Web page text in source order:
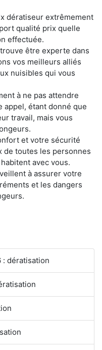
dératiseur extrêmement
qualité prix quelle
effectuée.
être experte dans
vos meilleurs alliés
nuisibles qui vous
à ne pas attendre
étant donné que
travail, mais vous
et votre sécurité
de toutes les personnes
avec vous.
à assurer votre
et les dangers
: dératisation